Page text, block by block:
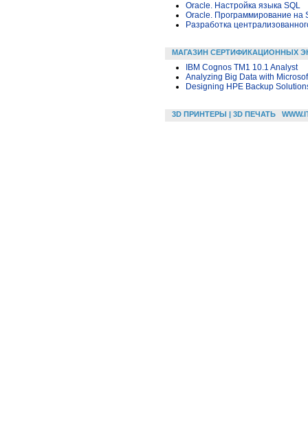
Oracle. Настройка языка SQL
Oracle. Программирование на
Разработка
МАГАЗИН СЕРТИФИКАЦИОННЫХ
IBM Cognos TM1 10.1 Analyst
Analyzing Big Data with
Designing HPE Backup
3D ПРИНТЕРЫ | 3D ПЕЧАТЬ